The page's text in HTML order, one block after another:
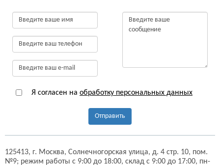
Я согласен на обработку персональных данных
Отправить
125413, г. Москва, Солнечногорская улица, д. 4 стр. 10, пом.
№9; режим работы с 9:00 до 18:00, склад с 9:00 до 17:00, пн-